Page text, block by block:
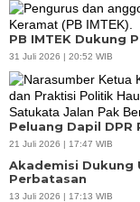
PB IMTEK Dukung
31 Juli 2026 | 20:52 WIB
Peluang Dapil
21 Juli 2026 | 17:47 WIB
Akademisi Dukung
Perbatasan
13 Juli 2026 | 17:13 WIB